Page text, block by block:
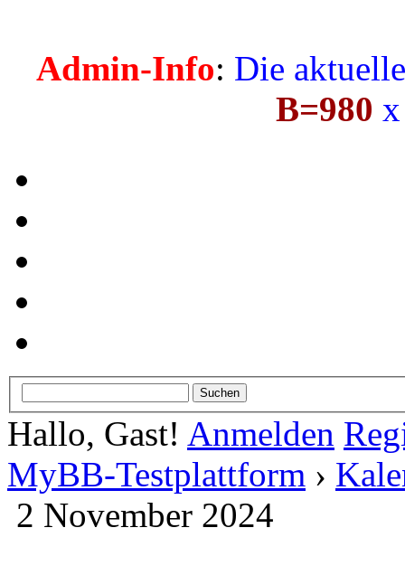
Admin-Info: Die
B=980
Hallo, Gast! Anmelden
MyBB-Testplattform ›
2 November 2024